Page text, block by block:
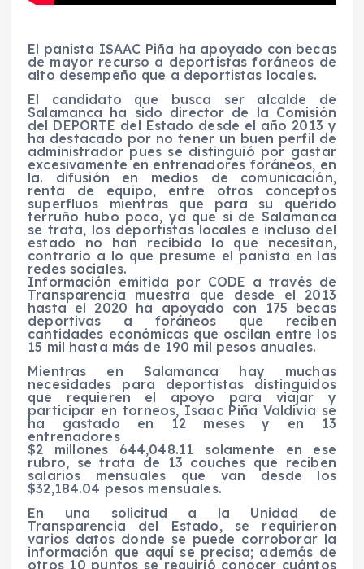
El panista ISAAC Piña ha apoyado con becas
de mayor recurso a deportistas foráneos de
alto desempeño que a deportistas locales.
El candidato que busca ser alcalde de
Salamanca ha sido director de la Comisión
del DEPORTE del Estado desde el año 2013 y
ha destacado por no tener un buen perfil de
administrador pues se distinguió por gastar
excesivamente en entrenadores foráneos, en
la. difusión en medios de comunicación,
renta de equipo, entre otros conceptos
superfluos mientras que para su querido
terruño hubo poco, ya que si de Salamanca
se trata, los deportistas locales e incluso del
estado no han recibido lo que necesitan,
contrario a lo que presume el panista en las
redes sociales.
Información emitida por CODE a través de
Transparencia muestra que desde el 2013
hasta el 2020 ha apoyado con 175 becas
deportivas a foráneos que reciben
cantidades económicas que oscilan entre los
15 mil hasta más de 190 mil pesos anuales.
Mientras en Salamanca hay muchas
necesidades para deportistas distinguidos
que requieren el apoyo para viajar y
participar en torneos, Isaac Piña Valdivia se
ha gastado en 12 meses y en 13
entrenadores
$2 millones 644,048.11 solamente en ese
rubro, se trata de 13 couches que reciben
salarios mensuales que van desde los
$32,184.04 pesos mensuales.
En una solicitud a la Unidad de
Transparencia del Estado, se requirieron
varios datos donde se puede corroborar la
información que aquí se precisa; además de
otros 10 puntos se requirió conocer cuántos